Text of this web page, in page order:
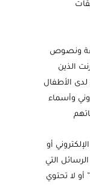
ونصوص
الذين
لدى الأطفال
وأسماء
أو
التي
أو لا تحتوي